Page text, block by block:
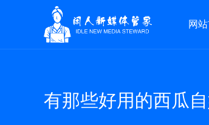
网
有那些好用的西瓜